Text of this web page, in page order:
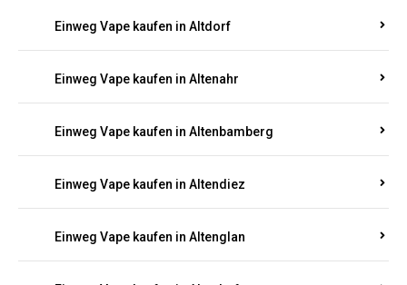
Einweg Vape kaufen in Altdorf
Einweg Vape kaufen in Altenahr
Einweg Vape kaufen in Altenbamberg
Einweg Vape kaufen in Altendiez
Einweg Vape kaufen in Altenglan